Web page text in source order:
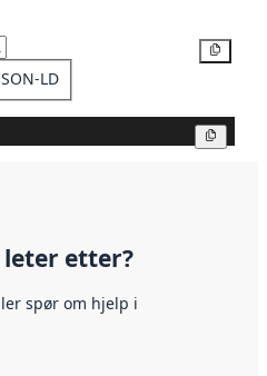
LD
etter?
spør om hjelp i